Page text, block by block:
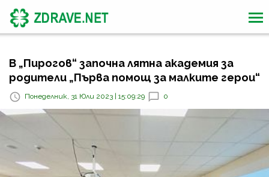
В „Пирогов“ започна лятна академия за
родители „Първа помощ за малките герои“
Понеделник, 31 Юли 2023 | 15:09:29 0